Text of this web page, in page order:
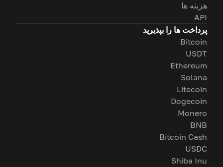
هزینه ها
API
پرداخت ها را بپذیرید
Bitcoin
USDT
Ethereum
Solana
Litecoin
Dogecoin
Monero
BNB
Bitcoin Cash
USDC
Shiba Inu